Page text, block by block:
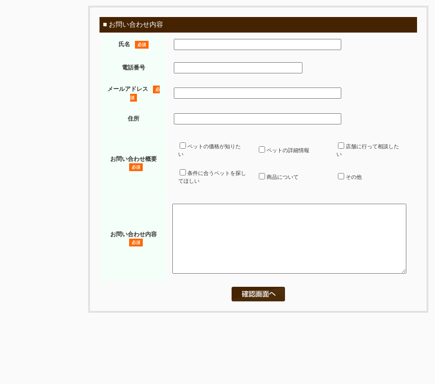
■ お問い合わせ内容
氏名 必須
電話番号
メールアドレス
必
須
住所
お問い合わせ概要
必須
ペットの価格が知りた
い
ペットの詳細情報
店舗に行って相談した
い
条件に合うペットを探し
てほしい
商品について その他
お問い合わせ内容
必須